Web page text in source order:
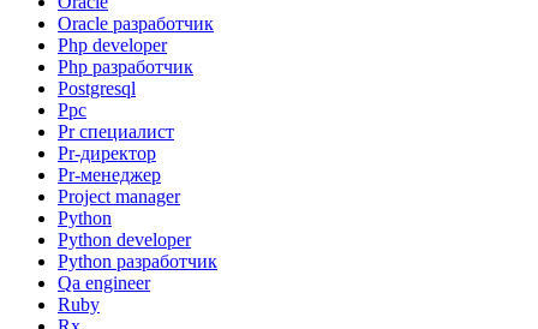
Oracle разработчик
Php developer
Php разработчик
Postgresql
Ppc
Pr специалист
Pr-директор
Pr-менеджер
Project manager
Python
Python developer
Python разработчик
Qa engineer
Ruby